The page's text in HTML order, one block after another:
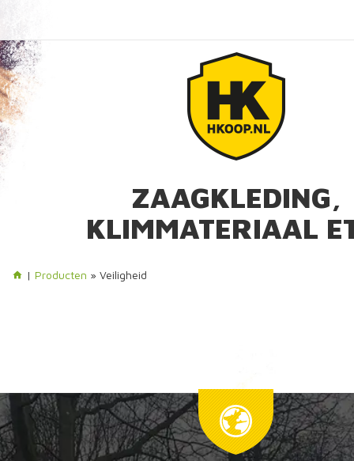
ZAAGKLEDING,
KLIMMATERIAAL
| Producten » Veiligheid